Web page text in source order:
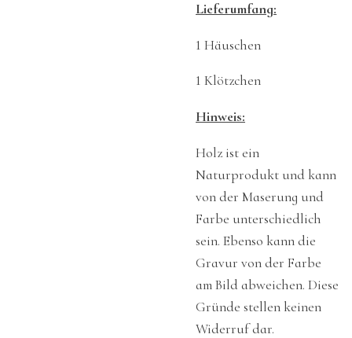
Lieferumfang:
1 Häuschen
1 Klötzchen
Hinweis:
Holz ist ein
Naturprodukt und kann
von der Maserung und
Farbe unterschiedlich
sein. Ebenso kann die
Gravur von der Farbe
am Bild abweichen. Diese
Gründe stellen keinen
Widerruf dar.